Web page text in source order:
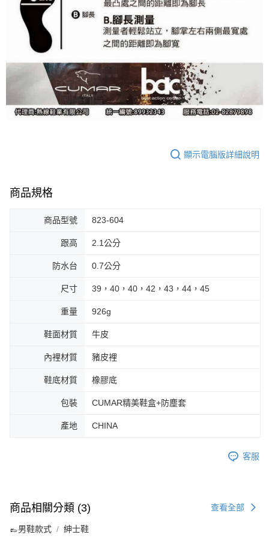
顯示電腦版詳細說明
商品規格
商品型號 823-604
跟高 2.1公分
防水台 0.7公分
尺寸 39，40，40，42，43，44，45
重量 926g
鞋面材質 牛皮
內裡材質 豬皮裡
鞋底材質 橡膠底
包裝 CUMAR精美鞋盒+防塵套
產地 CHINA
客服
商品相關分類 (3) 查看全部
👞男鞋款式 紳士鞋